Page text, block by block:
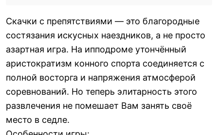
Скачки с препятствиями — это благородные
состязания искусных наездников, а не просто
азартная игра. На ипподроме утончённый
аристократизм конного спорта соединяется с
полной восторга и напряжения атмосферой
соревнований. Но теперь элитарность этого
развлечения не помешает Вам занять своё
место в седле.